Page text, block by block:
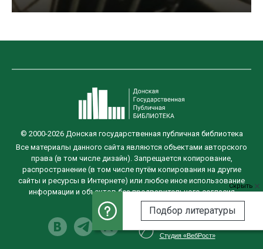
Скрыть
Подбор литературы
© 2000-2026 Донская государственная публичная библиотека
Все материалы данного сайта являются объектами авторского
права (в том числе дизайн). Запрещается копирование,
распространение (в том числе путём копирования на другие
сайты и ресурсы в Интернете) или любое иное использование
информации и объектов без предварительного согласия
правообладателя.
Студия «ВебРост»